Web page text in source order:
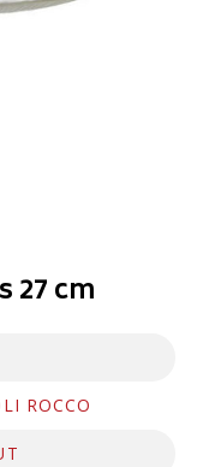
27 cm
ROCCO